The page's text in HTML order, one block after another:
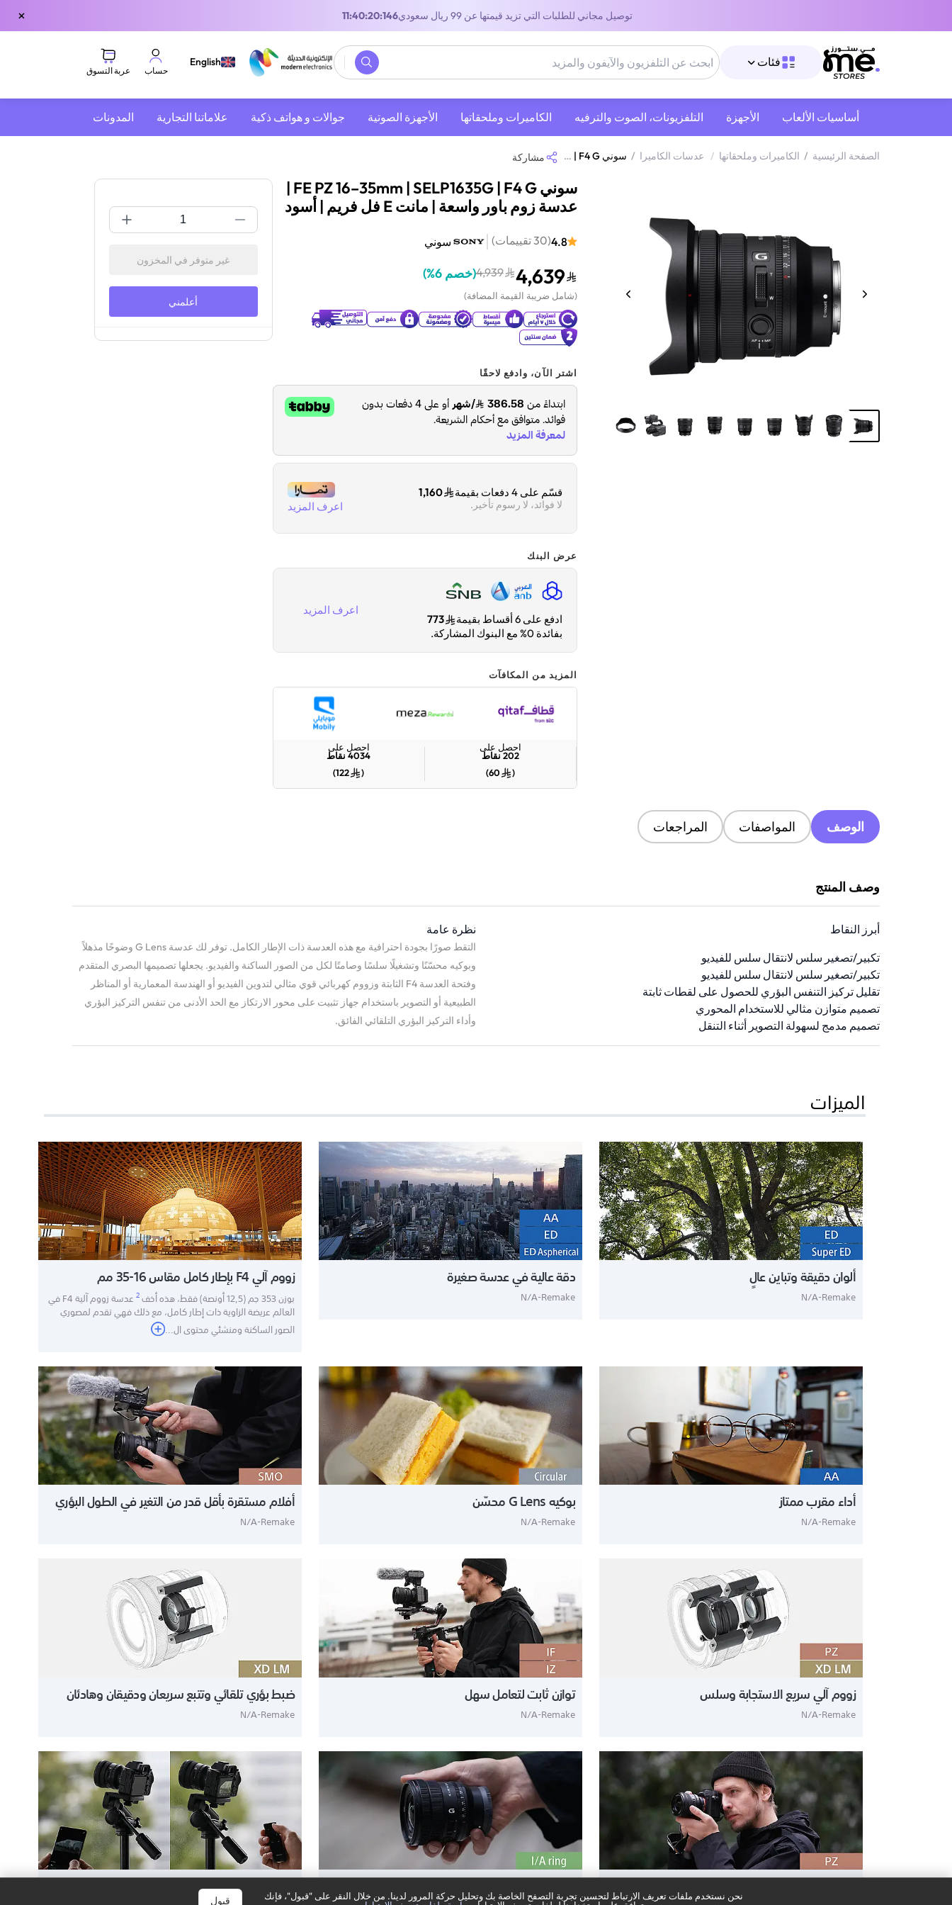
توصيل مجاني للطلبات التي تزيد قيمتها عن 99 ريال سعودي 10:40:20:146
×
فئات English
حساب عربة التسوق
أساسيات الألعاب الأجهزة التلفزيونات، الصوت والترفيه ‫الكاميرات وملحقاتها‬ الأجهزة الصوتية جوالات و هواتف ذكية علاماتنا التجارية المدونات
الصفحة الرئيسية / ‫الكاميرات وملحقاتها‬ / عدسات الكاميرا / سوني FE PZ 16–35mm | SELP1635G | F4 G | عدسة زوم باور واسعة | مانت E فل فريم | أسود مشاركة
سوني FE PZ 16–35mm | SELP1635G | F4 G |
عدسة زوم باور واسعة | مانت E فل فريم | أسود
4.8
(
30تقييمات) سوني
4,639
4,939
(خصم 6% )
(شامل ضريبة القيمة المضافة)
اشتر الآن، وادفع لاحقًا
قسّم على 4 دفعات بقيمة 1,160
لا فوائد، لا رسوم تأخير. اعرف المزيد
عرض البنك
ادفع على 6 أقساط بقيمة
773
بفائدة 0% مع البنوك المشاركة.
اعرف المزيد
المزيد من المكافآت
احصل على
202نقاط
(
60
)
احصل على
4034 نقاط
(
122
)
غير متوفر في المخزون
أعلمني
الوصف المواصفات المراجعات
وصف المنتج
أبرز النقاط
تكبير/تصغير سلس لانتقال سلس للفيديو
تكبير/تصغير سلس لانتقال سلس للفيديو
تقليل تركيز التنفس البؤري للحصول على لقطات ثابتة
تصميم متوازن مثالي للاستخدام المحوري
تصميم مدمج لسهولة التصوير أثناء التنقل
نظرة عامة
التقط صورًا بجودة احترافية مع هذه العدسة ذات الإطار الكامل. توفر لك عدسة G Lens وضوحًا مذهلاً
وبوكيه محسّنًا وتشغيلًا سلسًا وصامتًا لكل من الصور الساكنة والفيديو. يجعلها تصميمها البصري المتقدم
وفتحة العدسة F4 الثابتة وزووم كهربائي قوي مثالي لتدوين الفيديو أو الهندسة المعمارية أو المناظر
الطبيعية أو التصوير باستخدام جهاز تثبيت على محور الارتكاز مع الحد الأدنى من تنفس التركيز البؤري
وأداء التركيز البؤري التلقائي الفائق.
الميزات
زووم آلي F4 بإطار كامل مقاس 16-35 مم
بوزن 353 جم (12,5 أونصة) فقط، هذه أخف 2 عدسة زووم آلية F4 في
العالم عريضة الزاوية ذات إطار كامل، مع ذلك فهي تقدم لمصوري
الصور الساكنة ومنشئي محتوى ال...
دقة عالية في عدسة صغيرة
N/A-Remake
ألوان دقيقة وتباين عالٍ
N/A-Remake
أفلام مستقرة بأقل قدر من التغير في الطول البؤري
N/A-Remake
بوكيه G Lens محسّن
N/A-Remake
أداء مقرب ممتاز
N/A-Remake
ضبط بؤري تلقائي وتتبع سريعان ودقيقان وهادئان
N/A-Remake
توازن ثابت لتعامل سهل
N/A-Remake
زووم آلي سريع الاستجابة وسلس
N/A-Remake
زووم آلي عن بُعد سلس تحكم إبداعي كامل في عدسة صغيرة زووم متعدد الاستخدامات للصور الساكنة أيضًانحن نستخدم ملفات تعريف الارتباط لتحسين تجربة التصفح الخاصة بك وتحليل حركة المرور لدينا. من خلال النقر على "قبول"، فإنك
قبول